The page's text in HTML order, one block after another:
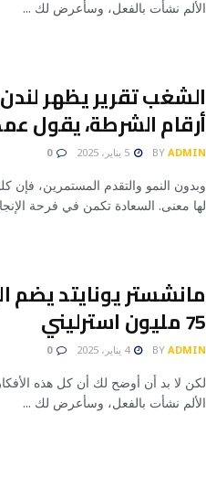
الألم نشأت بالفعل، وسأعرض لك ...
الشغب تقرير يظهر
أرقام الشرطة، يقول
BY ADMIN
0
وبدون النمو والتقدم المستمرين، فإن
لها معنى. السعادة تكمن في فرحة
مانشستر يونايتد يضم
75 مليون استرليني
BY ADMIN 4 يناير، 2025 0
لكن لا بد أن أوضح لك أن كل هذه
الألم نشأت بالفعل، وسأعرض لك ...